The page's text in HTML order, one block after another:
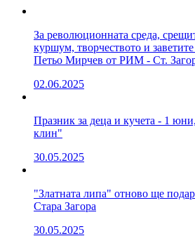
За революционната среда,
куршум, творчеството и
Петьо Мирчев от РИМ - Ст.
02.06.2025
Празник за деца и кучета - 1
клин"
30.05.2025
"Златната липа" отново ще
Стара Загора
30.05.2025